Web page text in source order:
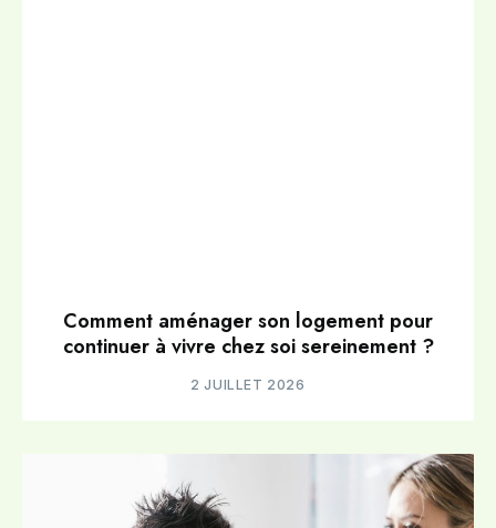
Comment aménager son logement pour
continuer à vivre chez soi sereinement ?
2 JUILLET 2026